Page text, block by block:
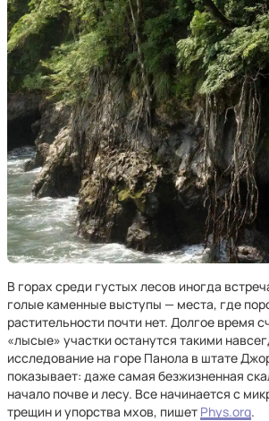
В горах среди густых лесов иногда
голые каменные выступы — места, где
растительности почти нет. Долгое время
«лысые» участки останутся такими
исследование на горе Панола в штате
показывает: даже самая безжизненная
начало почве и лесу. Все начинается с
трещин и упорства мхов, пишет Phys.org.